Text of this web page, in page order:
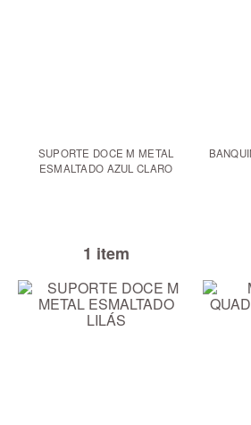
SUPORTE DOCE M METAL
ESMALTADO AZUL CLARO
1 item